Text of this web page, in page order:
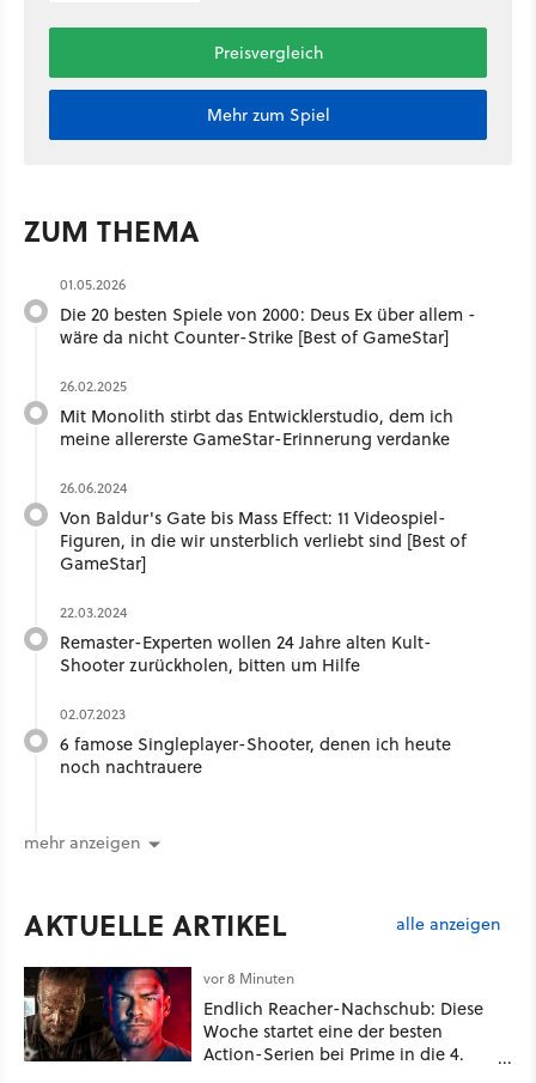
Preisvergleich
Mehr zum Spiel
ZUM THEMA
01.05.2026
Die 20 besten Spiele von 2000: Deus Ex über allem -
wäre da nicht Counter-Strike [Best of GameStar]
26.02.2025
Mit Monolith stirbt das Entwicklerstudio, dem ich
meine allererste GameStar-Erinnerung verdanke
26.06.2024
Von Baldur's Gate bis Mass Effect: 11 Videospiel-
Figuren, in die wir unsterblich verliebt sind [Best of
GameStar]
22.03.2024
Remaster-Experten wollen 24 Jahre alten Kult-
Shooter zurückholen, bitten um Hilfe
02.07.2023
6 famose Singleplayer-Shooter, denen ich heute
noch nachtrauere
mehr anzeigen
AKTUELLE ARTIKEL alle anzeigen
vor 8 Minuten
Endlich Reacher-Nachschub: Diese
Woche startet eine der besten
Action-Serien bei Prime in die 4.